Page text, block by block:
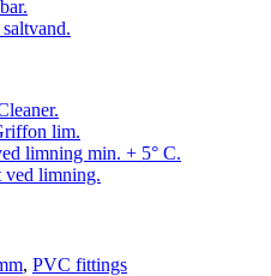
lim.
limning min. + 5° C.
ved limning.
, PVC fittings